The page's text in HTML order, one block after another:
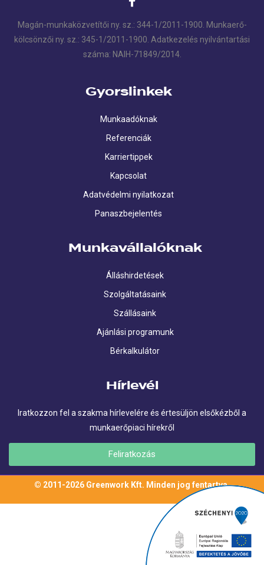
Magán-munkaközvetítői ny. sz.: 344-1/2011-1900. Munkaerő-
kölcsönzői ny. sz.: 345-1/2011-1900. Adatkezelés nyilvántartási
száma: NAIH-71849/2014.
Gyorslinkek
Munkaadóknak
Referenciák
Karriertippek
Kapcsolat
Adatvédelmi nyilatkozat
Panaszbejelentés
Munkavállalóknak
Álláshirdetések
Szolgáltatásaink
Szállásaink
Ajánlási programunk
Bérkalkulátor
Hírlevél
Iratkozzon fel a szakma hírlevelére és értesüljön elsőkézből a
munkaerőpiaci hírekről
Feliratkozás
© 2011-2026 Greenwork Kft. Minden jog fentartva.